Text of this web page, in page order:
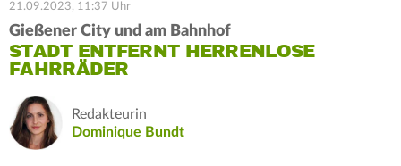
21.09.2023, 11:37 Uhr
Gießener City und am Bahnhof
STADT ENTFERNT HERRENLOSE
FAHRRÄDER
Redakteurin
Dominique Bundt